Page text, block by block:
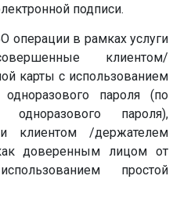
подписи.
операции в рамках услуги
клиентом/
карты с использованием
пароля (по
пароля),
клиентом /держателем
доверенным лицом от
простой